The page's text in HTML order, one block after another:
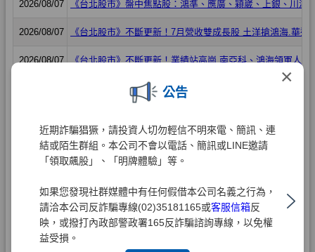
×
公告
近期詐騙猖獗，請投資人切勿輕信不明來電、簡訊、連
結或陌生群組。本公司不會以電話、簡訊或LINE邀請
「領取飆股」、「明牌體驗」等。
如果您發現社群媒體中有任何假借本公司名義之行為，
請洽本公司反詐騙專線(02)35181165或客服信箱反
映，或撥打內政部警政署165反詐騙諮詢專線，以免權
益受損。